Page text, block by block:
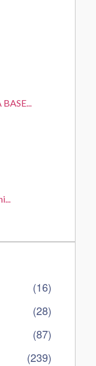
(16)
(28)
(87)
(239)